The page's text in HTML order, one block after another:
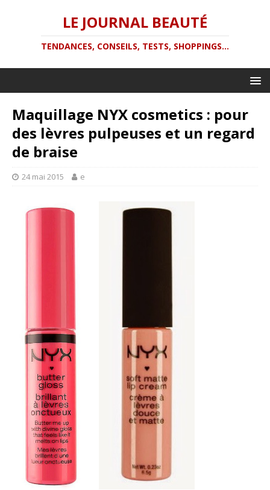
LE JOURNAL BEAUTÉ
TENDANCES, CONSEILS, TESTS, SHOPPINGS...
Maquillage NYX cosmetics : pour
des lèvres pulpeuses et un regard
de braise
24 mai 2015 e